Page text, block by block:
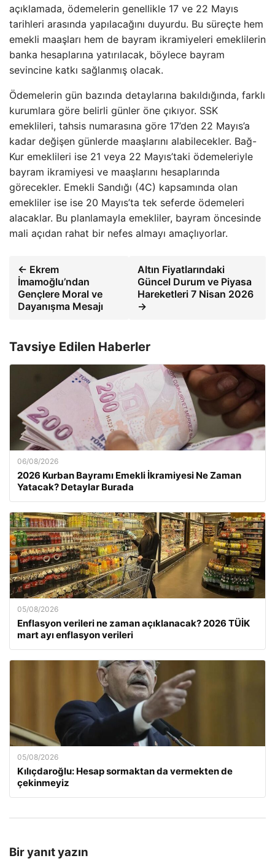
açıklamada, ödemelerin genellikle 17 ve 22 Mayıs
tarihleri arasında yapılacağını duyurdu. Bu süreçte hem
emekli maaşları hem de bayram ikramiyeleri emeklilerin
banka hesaplarına yatırılacak, böylece bayram
sevincine katkı sağlanmış olacak.
Ödemelerin gün bazında detaylarına bakıldığında, farklı
kurumlara göre belirli günler öne çıkıyor. SSK
emeklileri, tahsis numarasına göre 17’den 22 Mayıs’a
kadar değişen günlerde maaşlarını alabilecekler. Bağ-
Kur emeklileri ise 21 veya 22 Mayıs’taki ödemeleriyle
bayram ikramiyesi ve maaşlarını hesaplarında
görecekler. Emekli Sandığı (4C) kapsamında olan
emekliler ise ise 20 Mayıs’ta tek seferde ödemeleri
alacaklar. Bu planlamayla emekliler, bayram öncesinde
mali açıdan rahat bir nefes almayı amaçlıyorlar.
← Ekrem
İmamoğlu’ndan
Gençlere Moral ve
Dayanışma Mesajı
Altın Fiyatlarındaki
Güncel Durum ve Piyasa
Hareketleri 7 Nisan 2026
→
Tavsiye Edilen Haberler
06/08/2026
2026 Kurban Bayramı Emekli İkramiyesi Ne Zaman
Yatacak? Detaylar Burada
05/08/2026
Enflasyon verileri ne zaman açıklanacak? 2026 TÜİK
mart ayı enflasyon verileri
05/08/2026
Kılıçdaroğlu: Hesap sormaktan da vermekten de
çekinmeyiz
Bir yanıt yazın